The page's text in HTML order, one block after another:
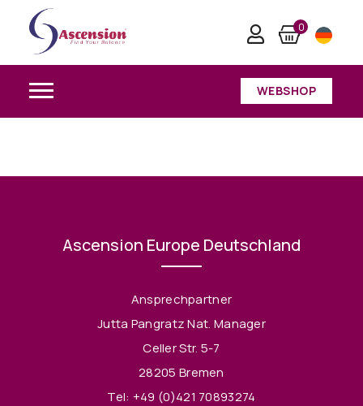
0
WEBSHOP
Ascension Europe Deutschland
Ansprechpartner
Jutta Pangratz Nat. Manager
Celler Str. 5-7
28205 Bremen
Tel: +49 (0)421 70893274